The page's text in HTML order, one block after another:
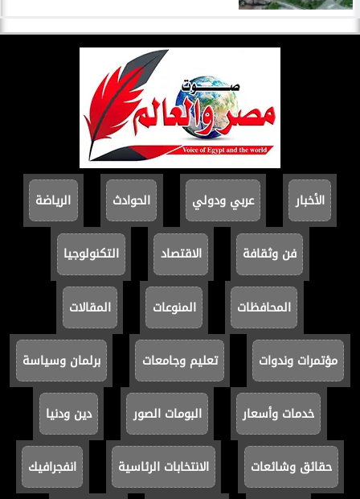
الأخبار عربي ودولي الحوادث الرياضة
فن وثقافة الاقتصاد التكنولوجيا
المحافظات المنوعات المقالات
مؤتمرات وندوات تعليم وجامعات برلمان وسياسة
خدمات وأسعار البومات الصور دين ودنيا
حقائق وشائعات الانتخابات الرئاسية انفجرافيك